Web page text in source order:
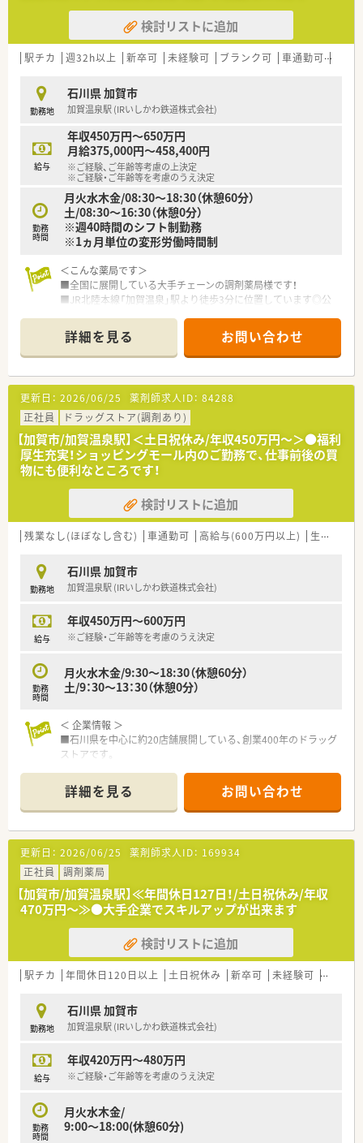
検討リストに追加
駅チカ 週32h以上 新卒可 未経験可 ブランク可 車通勤可
勤務地
石川県 加賀市
加賀温泉駅 (IRいしかわ鉄道株式会社)
給与
年収450万円～650万円
月給375,000円～458,400円
※ご経験、ご年齢等考慮の上決定
※ご経験・ご年齢等を考慮のうえ決定
勤務
時間
月火水木金/08:30～18:30（休憩60分）
土/08:30～16:30（休憩0分）
※週40時間のシフト制勤務
※1ヵ月単位の変形労働時間制
＜こんな薬局です＞
■全国に展開している大手チェーンの調剤薬局様です！
■JR北陸本線「加賀温泉」駅より徒歩3分に位置しています◎公
■総合科目の処方箋をメインに応需しています！幅広い処方箋に
対応できます◎ＯＴＣ販売も行っているため、ＯＴＣに携わりた
い方にもオススメです！
＜仕事とプライベートを両立可能◎＞
ワークライフバランスを大切にしている企業様です！
有給休暇取得促進施策を導入しており、連続休暇制度やアニバー
サリー休暇・特別休暇などを設けておりますので、オン・オフのメ
リハリを持ってご就業できる環境です！
＜大手ならではの福利厚生も充実！＞
■従業員買物割引制度がございます。日用品もお得に購入でき
る嬉しい制度です♪
■処方せん調剤負担金補助制度もございます！
■女性だけでなく男性の育児休暇も推進しております！子育てに
詳細を見る お問い合わせ
更新日： 2026/06/25 薬剤師求人ID： 84288
正社員
ドラッグストア(調剤あり)
【加賀市/加賀温泉駅】＜土日祝休み/年収450万円～＞●福利
厚生充実！ショッピングモール内のご勤務で、仕事前後の買
物にも便利なところです！
検討リストに追加
残業なし(ほぼなし含む) 車通勤可 高給与(600万円以上) 生活環境充実
勤務地
石川県 加賀市
加賀温泉駅 (IRいしかわ鉄道株式会社)
給与
年収450万円～600万円
※ご経験・ご年齢等を考慮のうえ決定
勤務
時間
月火水木金/9:30～18:30（休憩60分）
土/9：30～13：30（休憩0分）
＜ 企業情報 ＞
■石川県を中心に約20店舗展開している、創業400年のドラッグ
ストアです。
幅広く健康に関する相談にも応じています。
■役職関係なく意見が言い安い社風で、なによりも社員の「こう
したい、あれをやってみたい」を大切にされております。
＜ 店舗情報 ＞
■加賀温泉駅前のショッピングモール内に位置しております！就
業終わりに用事を済ますことも可能です♪
■面対応をメインに、様々な処方箋が来る店舗です。幅広い処方
箋が経験できます
■枚数は1日30～40枚程度です◎
■こちらの薬局は調剤併設の店舗ですので、OTCだけでなく調剤
の勉強も出来ます。
＜ 福利厚生も充実 ＞
■住宅が世帯主の方は住宅手当がｇぞあいます
■全従業員様対象で社員割引制度がございます
詳細を見る お問い合わせ
更新日： 2026/06/25 薬剤師求人ID： 169934
正社員
調剤薬局
【加賀市/加賀温泉駅】≪年間休日127日！/土日祝休み/年収
470万円～≫●大手企業でスキルアップが出来ます
検討リストに追加
駅チカ 年間休日120日以上 土日祝休み 新卒可 未経験可 ブラン
勤務地
石川県 加賀市
加賀温泉駅 (IRいしかわ鉄道株式会社)
給与
年収420万円～480万円
※ご経験・ご年齢等を考慮のうえ決定
勤務
時間
月火水木金/
9:00～18:00(休憩60分)